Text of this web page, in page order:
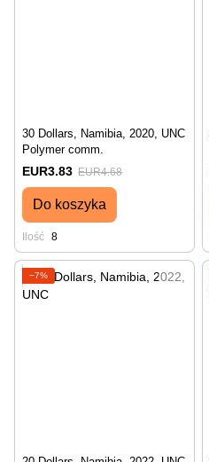
30 Dollars, Namibia, 2020, UNC
Polymer comm.
EUR3.83 EUR4.68
Do koszyka
Ilość 8
−7%